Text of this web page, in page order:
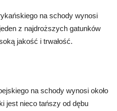
na schody wynosi
z najdroższych gatunków
jakość i trwałość.
na schody wynosi około
jest nieco tańszy od dębu